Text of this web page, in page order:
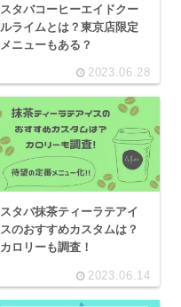
スタバコーヒーエイドクー
ルライムとは？東京店限定
メニューもある？
2023.06.28
スタバ抹茶ティーラテアイ
スのおすすめカスタムは？
カロリーも調査！
2023.06.14